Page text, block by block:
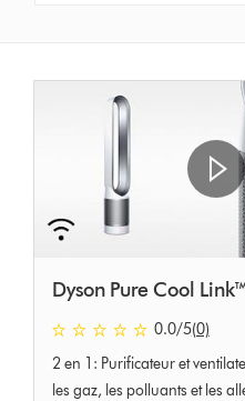
Dyson Pure Cool
0.0 étoiles sur 5 de 0 Ratings
0.0/5(0)
2 en 1: Purificateur et
les gaz, les polluants et les